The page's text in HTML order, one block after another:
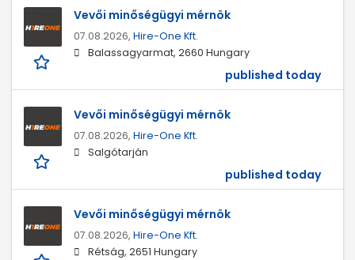
Vevői minőségügyi mérnök
07.08.2026, Hire-One Kft.
Balassagyarmat, 2660 Hungary
published today
Vevői minőségügyi mérnök
07.08.2026, Hire-One Kft.
Salgótarján
published today
Vevői minőségügyi mérnök
07.08.2026, Hire-One Kft.
Rétság, 2651 Hungary